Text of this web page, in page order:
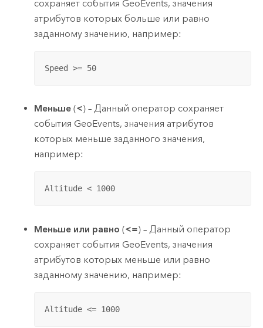
сохраняет события GeoEvents, значения
атрибутов которых больше или равно
заданному значению, например:
Speed >= 50
Меньше (<) – Данный оператор сохраняет
события GeoEvents, значения атрибутов
которых меньше заданного значения,
например:
Altitude < 1000
Меньше или равно (<=) – Данный оператор
сохраняет события GeoEvents, значения
атрибутов которых меньше или равно
заданному значению, например:
Altitude <= 1000